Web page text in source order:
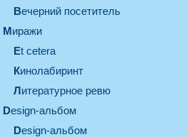
вечерний посетитель
миражи
et cetera
кинолабиринт
литературное ревю
design-альбом
design-альбом